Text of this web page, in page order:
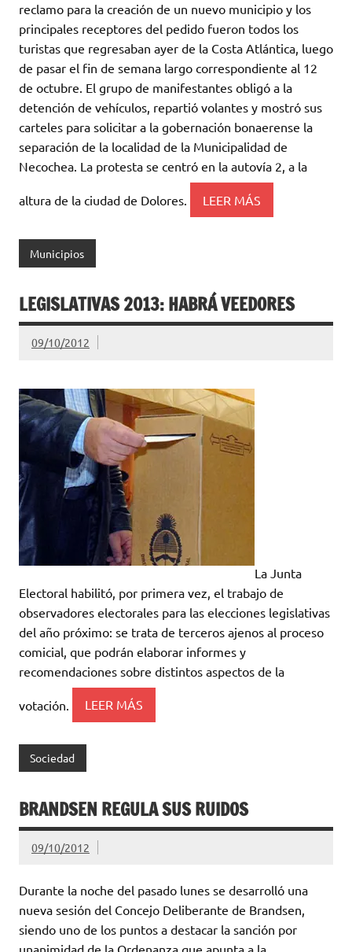
reclamo para la creación de un nuevo municipio y los
principales receptores del pedido fueron todos los
turistas que regresaban ayer de la Costa Atlántica, luego
de pasar el fin de semana largo correspondiente al 12
de octubre. El grupo de manifestantes obligó a la
detención de vehículos, repartió volantes y mostró sus
carteles para solicitar a la gobernación bonaerense la
separación de la localidad de la Municipalidad de
Necochea. La protesta se centró en la autovía 2, a la
altura de la ciudad de Dolores. LEER MÁS
Municipios
LEGISLATIVAS 2013: HABRÁ VEEDORES
09/10/2012
La Junta
Electoral habilitó, por primera vez, el trabajo de
observadores electorales para las elecciones legislativas
del año próximo: se trata de terceros ajenos al proceso
comicial, que podrán elaborar informes y
recomendaciones sobre distintos aspectos de la
votación. LEER MÁS
Sociedad
BRANDSEN REGULA SUS RUIDOS
09/10/2012
Durante la noche del pasado lunes se desarrolló una
nueva sesión del Concejo Deliberante de Brandsen,
siendo uno de los puntos a destacar la sanción por
unanimidad de la Ordenanza que apunta a la